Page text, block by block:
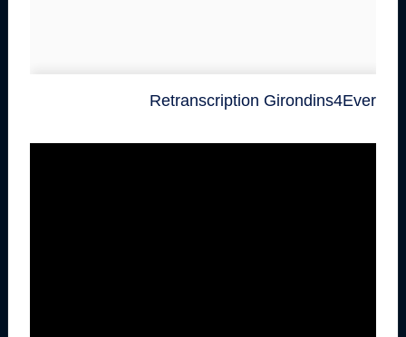
Retranscription Girondins4Ever